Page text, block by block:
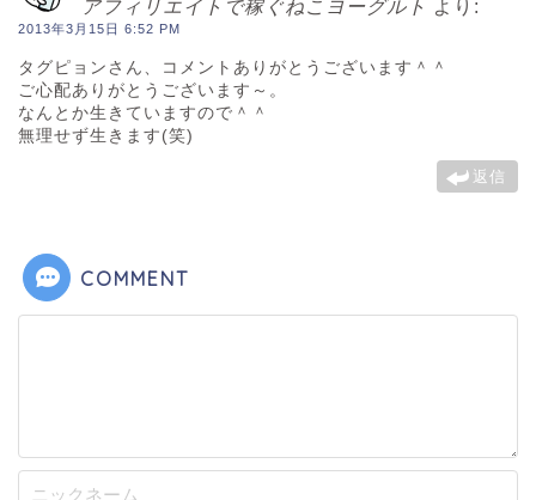
アフィリエイトで稼ぐねこヨーグルト より:
2013年3月15日 6:52 PM
タグピョンさん、コメントありがとうございます＾＾
ご心配ありがとうございます～。
なんとか生きていますので＾＾
無理せず生きます(笑)
返信
COMMENT